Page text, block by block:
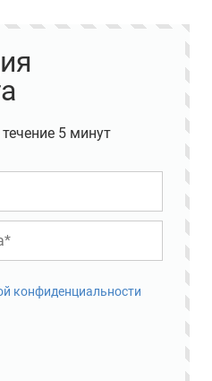
5 минут
конфиденциальности